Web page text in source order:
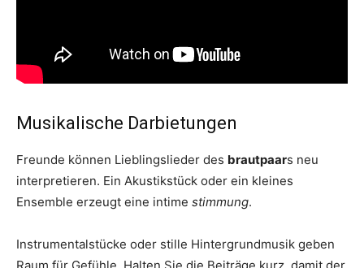
Musikalische Darbietungen
Freunde können Lieblingslieder des brautpaars neu
interpretieren. Ein Akustikstück oder ein kleines
Ensemble erzeugt eine intime stimmung.
Instrumentalstücke oder stille Hintergrundmusik geben